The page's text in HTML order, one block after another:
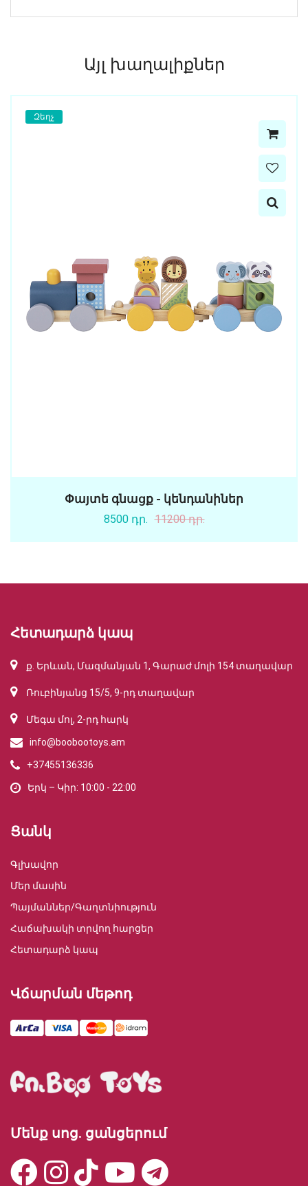
Այլ խաղալիքներ
Զեղչ
Փայտե գնացք - կենդանիներ
8500 դր. 11200 դր.
Հետադարձ կապ
ք. Երևան, Մազմանյան 1, Գարաժ մոլի 154 տաղավար
Ռուբինյանց 15/5, 9-րդ տաղավար
Մեգա մոլ, 2-րդ հարկ
info@boobootoys.am
+37455136336
Երկ – Կիր: 10:00 - 22:00
Ցանկ
Գլխավոր
Մեր մասին
Պայմաններ/Գաղտնիություն
Հաճախակի տրվող հարցեր
Հետադարձ կապ
Վճարման մեթոդ
Մենք սոց. ցանցերում